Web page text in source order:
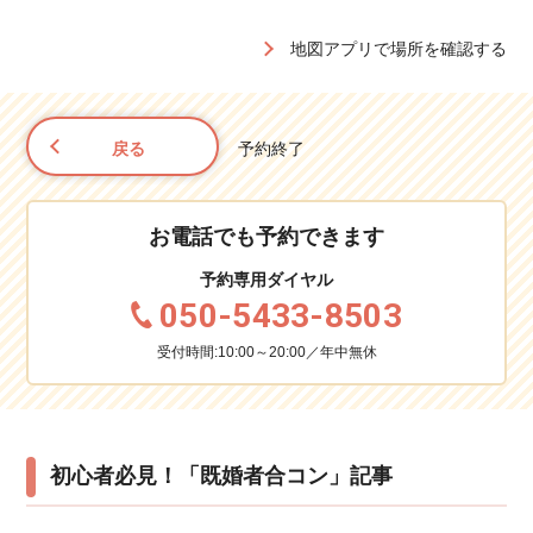
地図アプリで場所を確認する
戻る 予約終了
お電話でも予約できます
予約専用ダイヤル
050-5433-8503
受付時間:10:00～20:00／年中無休
初心者必見！「既婚者合コン」記事